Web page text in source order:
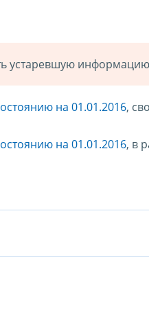
устаревшую
на 01.01.2016,
на 01.01.2016, в